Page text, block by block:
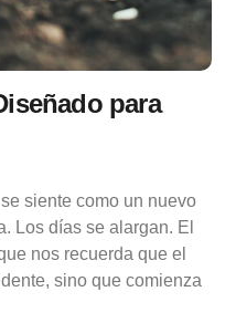
para
siente como un nuevo
Los días se alargan. El
nos recuerda que el
sino que comienza